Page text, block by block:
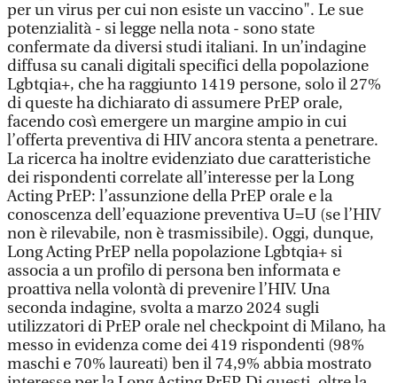
per un virus per cui non esiste un vaccino". Le sue
potenzialità - si legge nella nota - sono state
confermate da diversi studi italiani. In un’indagine
diffusa su canali digitali specifici della popolazione
Lgbtqia+, che ha raggiunto 1419 persone, solo il 27%
di queste ha dichiarato di assumere PrEP orale,
facendo così emergere un margine ampio in cui
l’offerta preventiva di HIV ancora stenta a penetrare.
La ricerca ha inoltre evidenziato due caratteristiche
dei rispondenti correlate all’interesse per la Long
Acting PrEP: l’assunzione della PrEP orale e la
conoscenza dell’equazione preventiva U=U (se l’HIV
non è rilevabile, non è trasmissibile). Oggi, dunque,
Long Acting PrEP nella popolazione Lgbtqia+ si
associa a un profilo di persona ben informata e
proattiva nella volontà di prevenire l’HIV. Una
seconda indagine, svolta a marzo 2024 sugli
utilizzatori di PrEP orale nel checkpoint di Milano, ha
messo in evidenza come dei 419 rispondenti (98%
maschi e 70% laureati) ben il 74,9% abbia mostrato